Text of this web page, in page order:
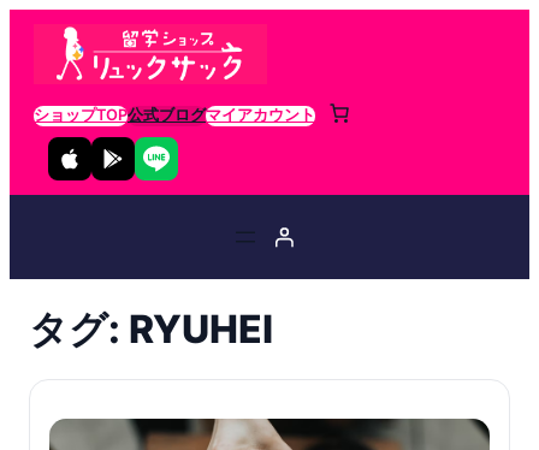
ショップTOP公式ブログマイアカウント
タグ: RYUHEI